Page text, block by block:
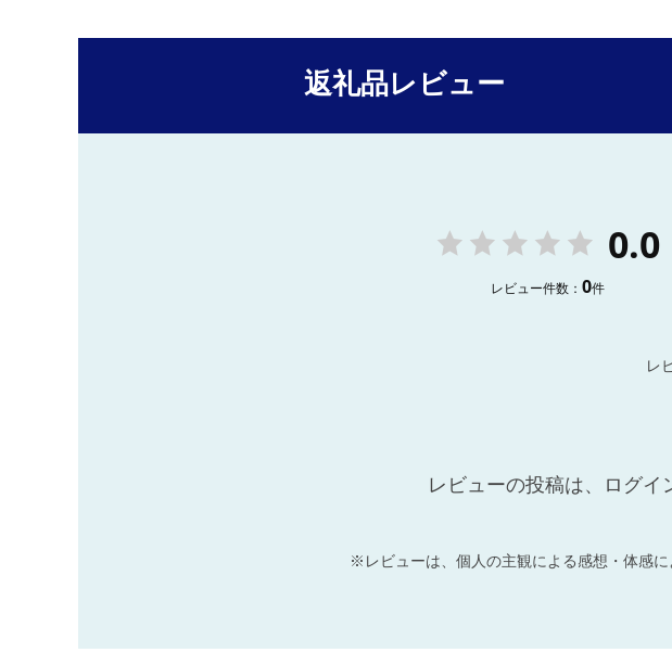
返礼品レビュー
0.0
レビュー件数： 0件
レ
レビューの投稿は、ログイ
※レビューは、個人の主観による感想・体感